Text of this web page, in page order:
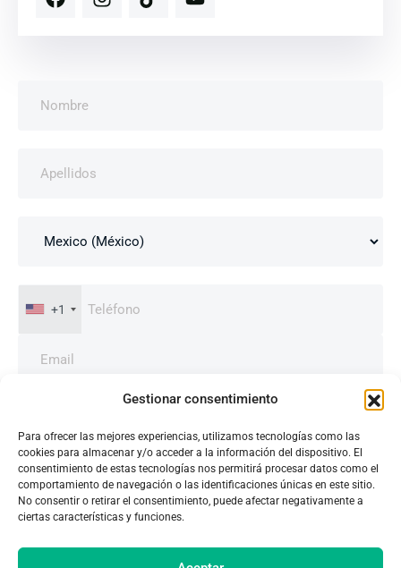
Gestionar consentimiento
Para ofrecer las mejores experiencias, utilizamos tecnologías como las
cookies para almacenar y/o acceder a la información del dispositivo. El
consentimiento de estas tecnologías nos permitirá procesar datos como el
comportamiento de navegación o las identificaciones únicas en este sitio.
No consentir o retirar el consentimiento, puede afectar negativamente a
ciertas características y funciones.
+1